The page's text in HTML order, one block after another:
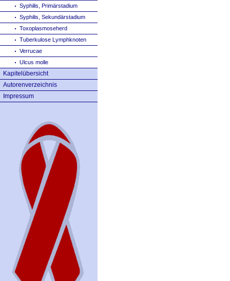
Syphilis, Primärstadium
Syphilis, Sekundärstadium
Toxoplasmoseherd
Tuberkulose Lymphknoten
Verrucae
Ulcus molle
Kapitelübersicht
Autorenverzeichnis
Impressum